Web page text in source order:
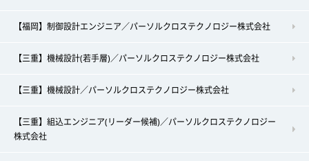
【福岡】制御設計エンジニア／パーソルクロステクノロジー株式会社
【三重】機械設計(若手層)／パーソルクロステクノロジー株式会社
【三重】機械設計／パーソルクロステクノロジー株式会社
【三重】組込エンジニア(リーダー候補)／パーソルクロステクノロジー
株式会社